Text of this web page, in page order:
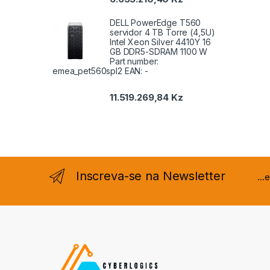
DELL PowerEdge T560
servidor 4 TB Torre (4,5U)
Intel Xeon Silver 4410Y 16
GB DDR5-SDRAM 1100 W
Part number:
emea_pet560spl2 EAN: -
11.519.269,84 Kz
Inscreva-se na Newsletter